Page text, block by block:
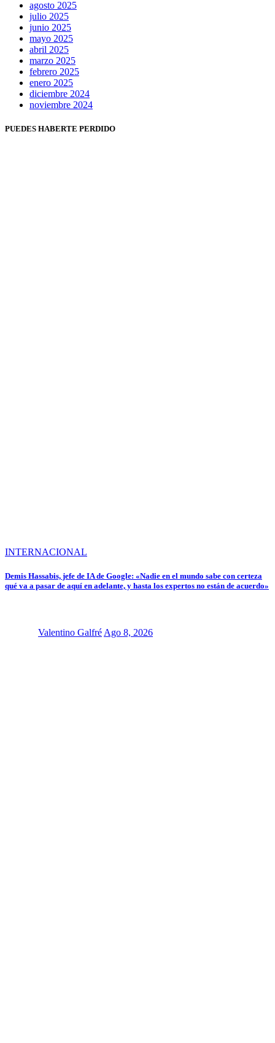
agosto 2025
julio 2025
junio 2025
mayo 2025
abril 2025
marzo 2025
febrero 2025
enero 2025
diciembre 2024
noviembre 2024
PUEDES HABERTE PERDIDO
INTERNACIONAL
Demis Hassabis, jefe de IA de Google: «Nadie en el mundo sabe con certeza
qué va a pasar de aquí en adelante, y hasta los expertos no están de acuerdo»
Valentino Galfré Ago 8, 2026